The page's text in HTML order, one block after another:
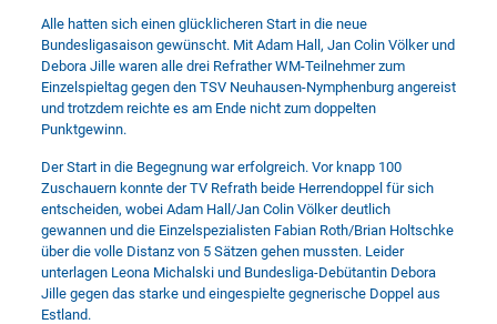
Alle hatten sich einen glücklicheren Start in die neue
Bundesligasaison gewünscht. Mit Adam Hall, Jan Colin Völker und
Debora Jille waren alle drei Refrather WM-Teilnehmer zum
Einzelspieltag gegen den TSV Neuhausen-Nymphenburg angereist
und trotzdem reichte es am Ende nicht zum doppelten
Punktgewinn.
Der Start in die Begegnung war erfolgreich. Vor knapp 100
Zuschauern konnte der TV Refrath beide Herrendoppel für sich
entscheiden, wobei Adam Hall/Jan Colin Völker deutlich
gewannen und die Einzelspezialisten Fabian Roth/Brian Holtschke
über die volle Distanz von 5 Sätzen gehen mussten. Leider
unterlagen Leona Michalski und Bundesliga-Debütantin Debora
Jille gegen das starke und eingespielte gegnerische Doppel aus
Estland.